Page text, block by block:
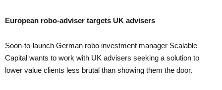
European robo-adviser targets UK advisers
Soon-to-launch German robo investment manager Scalable
Capital wants to work with UK advisers seeking a solution to
lower value clients less brutal than showing them the door.